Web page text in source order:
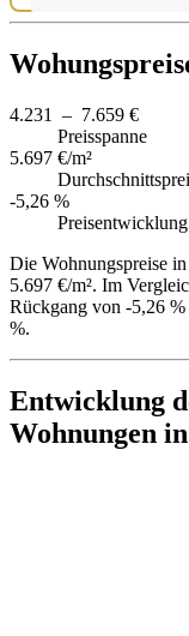
4.231 – 7.659 €
Preisspanne
5.697 €/m²
-5,26 %
Die Wohnungspreise
5.697 €/m². Im
Rückgang von -5,26
%.
Entwicklung
Wohnungen